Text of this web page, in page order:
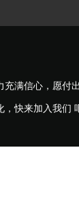
充满信心，愿付
，快来加入我们